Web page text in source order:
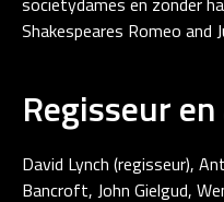
Shakespeares Romeo and
Regisseur
David Lynch (regisseur),
Bancroft, John Gielgud,